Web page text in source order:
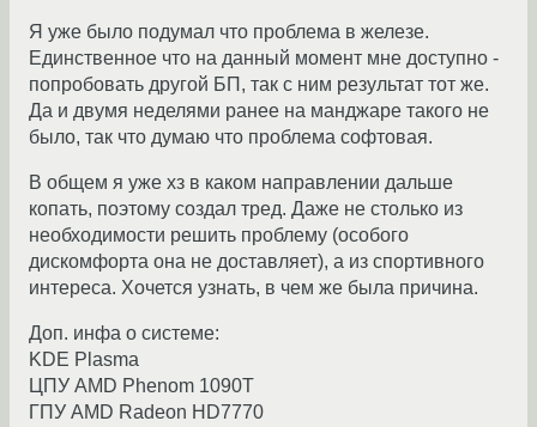
Я уже было подумал что проблема в железе.
Единственное что на данный момент мне доступно -
попробовать другой БП, так с ним результат тот же.
Да и двумя неделями ранее на манджаре такого не
было, так что думаю что проблема софтовая.
В общем я уже хз в каком направлении дальше
копать, поэтому создал тред. Даже не столько из
необходимости решить проблему (особого
дискомфорта она не доставляет), а из спортивного
интереса. Хочется узнать, в чем же была причина.
Доп. инфа о системе:
KDE Plasma
ЦПУ AMD Phenom 1090T
ГПУ AMD Radeon HD7770